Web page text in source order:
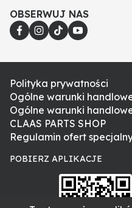
OBSERWUJ NAS
Polityka prywatności
Ogólne warunki
Ogólne warunki
CLAAS PARTS SHOP
Regulamin ofert
POBIERZ APLIKACJE